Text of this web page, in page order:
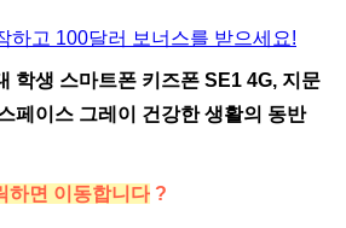
하고 100달러 보너스를 받으세요!
학생 스마트폰 키즈폰 SE1 4G, 지문
페이스 그레이 건강한 생활의 동반
하면 이동합니다 ?